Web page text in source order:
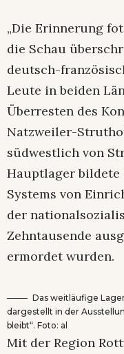
„Die Erinnerung
die Schau
deutsch-
Leute in beiden
Überresten des
Natzweiler-
südwestlich von
Hauptlager bildete
Systems von
der
Zehntausende
ermordet wurden.
Das weitläufige
dargestellt in der
bleibt“. Foto: al
Mit der Region